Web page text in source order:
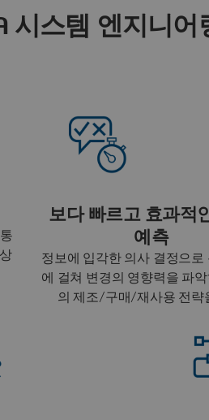
시스템 엔지니어
보다 빠르고 효과적
예측
정보에 입각한 의사 결정으로
에 걸쳐 변경의 영향력을 파
의 제조/구매/재사용 전략